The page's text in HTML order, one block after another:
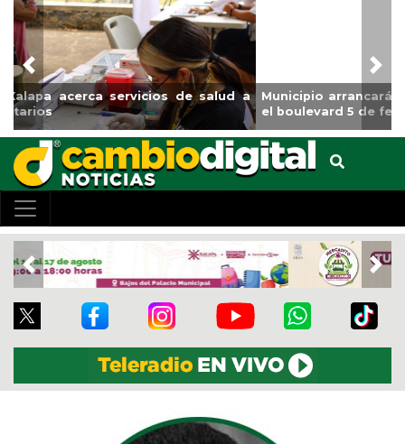
Municipio arrancará primera etapa de rehabilitación en
el boulevard 5 de febrero
Previous
Previous